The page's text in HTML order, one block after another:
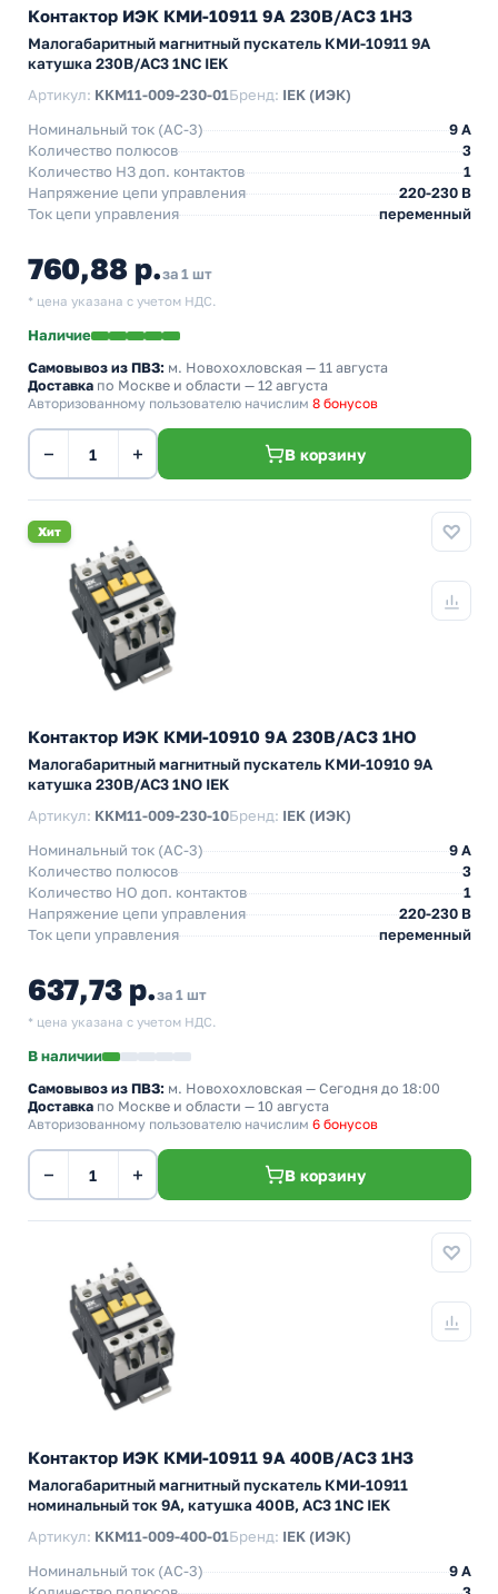
Контактор ИЭК КМИ-10911 9А 230В/АС3 1НЗ
Малогабаритный магнитный пускатель КМИ-10911 9А
катушка 230В/АС3 1NC IEK
Артикул: KKM11-009-230-01Бренд: IEK (ИЭК)
Номинальный ток (АС-3)
9 A
Количество полюсов
3
Количество НЗ доп. контактов
1
Напряжение цепи управления
220-230 В
Ток цепи управления
переменный
760,88 р.за 1 шт
* цена указана с учетом НДС.
Наличие
Самовывоз из ПВЗ: м. Новохохловская — 11 августа
Доставка по Москве и области — 12 августа
Авторизованному пользователю начислим 8 бонусов
− + В корзину
Хит
Контактор ИЭК КМИ-10910 9А 230В/АС3 1НО
Малогабаритный магнитный пускатель КМИ-10910 9А
катушка 230В/АС3 1NO IEK
Артикул: KKM11-009-230-10Бренд: IEK (ИЭК)
Номинальный ток (АС-3)
9 A
Количество полюсов
3
Количество НO доп. контактов
1
Напряжение цепи управления
220-230 В
Ток цепи управления
переменный
637,73 р.за 1 шт
* цена указана с учетом НДС.
В наличии
Самовывоз из ПВЗ: м. Новохохловская — Сегодня до 18:00
Доставка по Москве и области — 10 августа
Авторизованному пользователю начислим 6 бонусов
− + В корзину
Контактор ИЭК КМИ-10911 9А 400В/АС3 1НЗ
Малогабаритный магнитный пускатель КМИ-10911
номинальный ток 9А, катушка 400В, АС3 1NC IEK
Артикул: KKM11-009-400-01Бренд: IEK (ИЭК)
Номинальный ток (АС-3)
9 A